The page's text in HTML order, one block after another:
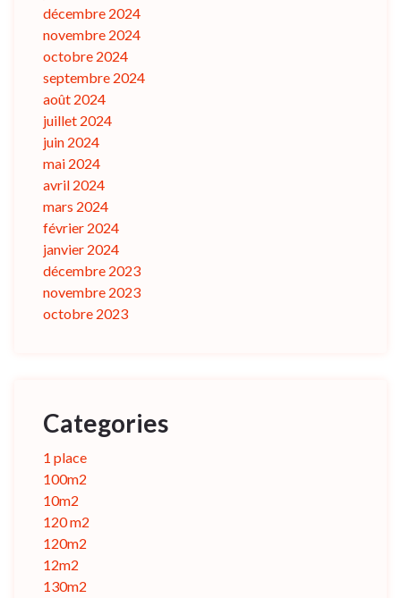
décembre 2024
novembre 2024
octobre 2024
septembre 2024
août 2024
juillet 2024
juin 2024
mai 2024
avril 2024
mars 2024
février 2024
janvier 2024
décembre 2023
novembre 2023
octobre 2023
Categories
1 place
100m2
10m2
120 m2
120m2
12m2
130m2